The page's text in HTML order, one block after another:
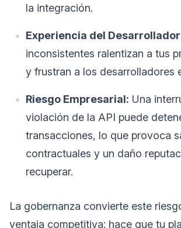
la integración.
Experiencia del
inconsistentes ralentizan a tus
y frustran a los desarrolladores
Riesgo Empresarial: Una
violación de la API puede
transacciones, lo que provoca
contractuales y un daño
recuperar.
La gobernanza convierte este
ventaja competitiva: hace que tu